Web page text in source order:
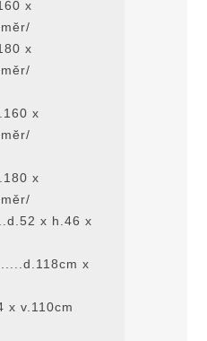
x
x
x
x
x h.46 x
x
x v.110cm